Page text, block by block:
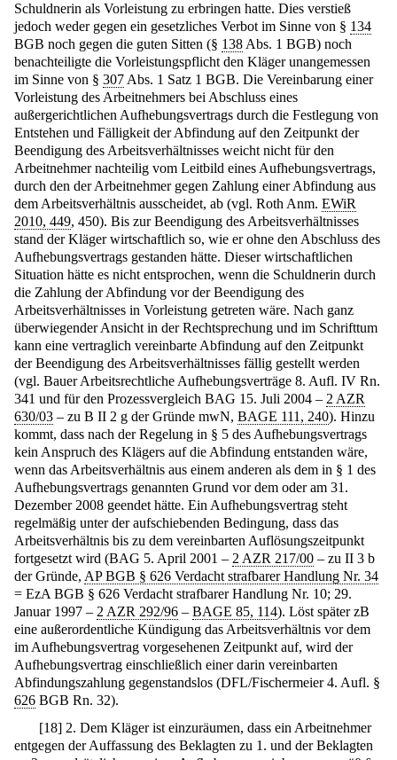
Schuldnerin als Vorleistung zu erbringen hatte. Dies verstieß
jedoch weder gegen ein gesetzliches Verbot im Sinne von § 134
BGB noch gegen die guten Sitten (§ 138 Abs. 1 BGB) noch
benachteiligte die Vorleistungspflicht den Kläger unangemessen
im Sinne von § 307 Abs. 1 Satz 1 BGB. Die Vereinbarung einer
Vorleistung des Arbeitnehmers bei Abschluss eines
außergerichtlichen Aufhebungsvertrags durch die Festlegung von
Entstehen und Fälligkeit der Abfindung auf den Zeitpunkt der
Beendigung des Arbeitsverhältnisses weicht nicht für den
Arbeitnehmer nachteilig vom Leitbild eines Aufhebungsvertrags,
durch den der Arbeitnehmer gegen Zahlung einer Abfindung aus
dem Arbeitsverhältnis ausscheidet, ab (vgl. Roth Anm. EWiR
2010, 449, 450). Bis zur Beendigung des Arbeitsverhältnisses
stand der Kläger wirtschaftlich so, wie er ohne den Abschluss des
Aufhebungsvertrags gestanden hätte. Dieser wirtschaftlichen
Situation hätte es nicht entsprochen, wenn die Schuldnerin durch
die Zahlung der Abfindung vor der Beendigung des
Arbeitsverhältnisses in Vorleistung getreten wäre. Nach ganz
überwiegender Ansicht in der Rechtsprechung und im Schrifttum
kann eine vertraglich vereinbarte Abfindung auf den Zeitpunkt
der Beendigung des Arbeitsverhältnisses fällig gestellt werden
(vgl. Bauer Arbeitsrechtliche Aufhebungsverträge 8. Aufl. IV Rn.
341 und für den Prozessvergleich BAG 15. Juli 2004 – 2 AZR
630/03 – zu B II 2 g der Gründe mwN, BAGE 111, 240). Hinzu
kommt, dass nach der Regelung in § 5 des Aufhebungsvertrags
kein Anspruch des Klägers auf die Abfindung entstanden wäre,
wenn das Arbeitsverhältnis aus einem anderen als dem in § 1 des
Aufhebungsvertrags genannten Grund vor dem oder am 31.
Dezember 2008 geendet hätte. Ein Aufhebungsvertrag steht
regelmäßig unter der aufschiebenden Bedingung, dass das
Arbeitsverhältnis bis zu dem vereinbarten Auflösungszeitpunkt
fortgesetzt wird (BAG 5. April 2001 – 2 AZR 217/00 – zu II 3 b
der Gründe, AP BGB § 626 Verdacht strafbarer Handlung Nr. 34
= EzA BGB § 626 Verdacht strafbarer Handlung Nr. 10; 29.
Januar 1997 – 2 AZR 292/96 – BAGE 85, 114). Löst später zB
eine außerordentliche Kündigung das Arbeitsverhältnis vor dem
im Aufhebungsvertrag vorgesehenen Zeitpunkt auf, wird der
Aufhebungsvertrag einschließlich einer darin vereinbarten
Abfindungszahlung gegenstandslos (DFL/Fischermeier 4. Aufl. §
626 BGB Rn. 32).
[18] 2. Dem Kläger ist einzuräumen, dass ein Arbeitnehmer
entgegen der Auffassung des Beklagten zu 1. und der Beklagten